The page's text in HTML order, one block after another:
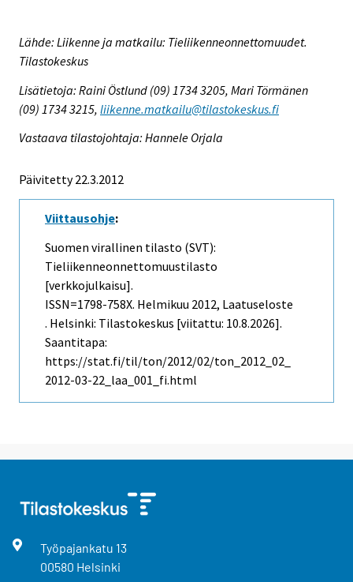
Lähde: Liikenne ja matkailu: Tieliikenneonnettomuudet.
Tilastokeskus
Lisätietoja: Raini Östlund (09) 1734 3205, Mari Törmänen
(09) 1734 3215, liikenne.matkailu@tilastokeskus.fi
Vastaava tilastojohtaja: Hannele Orjala
Päivitetty 22.3.2012
Viittausohje:
Suomen virallinen tilasto (SVT):
Tieliikenneonnettomuustilasto
[verkkojulkaisu].
ISSN=1798-758X. Helmikuu 2012, Laatuseloste
. Helsinki: Tilastokeskus [viitattu: 10.8.2026].
Saantitapa:
https://stat.fi/til/ton/2012/02/ton_2012_02_
2012-03-22_laa_001_fi.html
Työpajankatu 13
00580 Helsinki